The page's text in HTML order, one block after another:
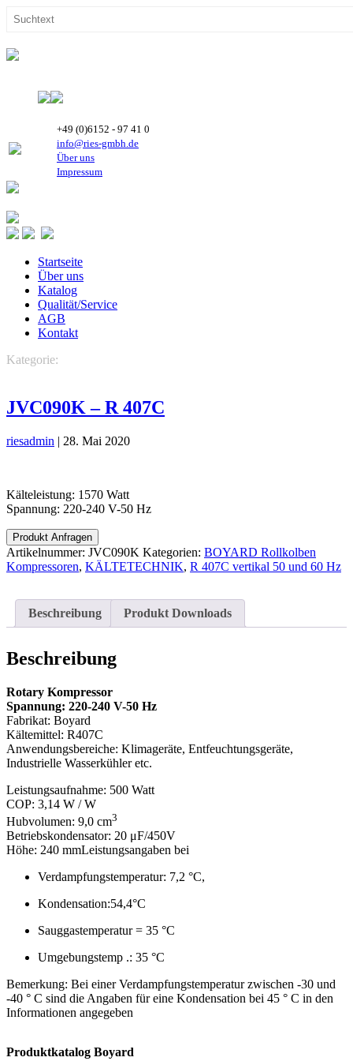
+49 (0)6152 - 97 41 0
info@ries-gmbh.de
Über uns
Impressum
Startseite
Über uns
Katalog
Qualität/Service
AGB
Kontakt
Kategorie:
JVC090K – R 407C
riesadmin | 28. Mai 2020
Kälteleistung: 1570 Watt
Spannung: 220-240 V-50 Hz
Produkt Anfragen
Artikelnummer: JVC090K Kategorien: BOYARD Rollkolben
Kompressoren, KÄLTETECHNIK, R 407C vertikal 50 und 60 Hz
Beschreibung Produkt Downloads
Beschreibung
Rotary Kompressor
Spannung: 220-240 V-50 Hz
Fabrikat: Boyard
Kältemittel: R407C
Anwendungsbereiche: Klimageräte, Entfeuchtungsgeräte,
Industrielle Wasserkühler etc.
Leistungsaufnahme: 500 Watt
COP: 3,14 W / W
Hubvolumen: 9,0 cm3
Betriebskondensator: 20 μF/450V
Höhe: 240 mmLeistungsangaben bei
Verdampfungstemperatur: 7,2 °C,
Kondensation:54,4°C
Sauggastemperatur = 35 °C
Umgebungstemp .: 35 °C
Bemerkung: Bei einer Verdampfungstemperatur zwischen -30 und
-40 ° C sind die Angaben für eine Kondensation bei 45 ° C in den
Informationen angegeben
Produktkatalog Boyard